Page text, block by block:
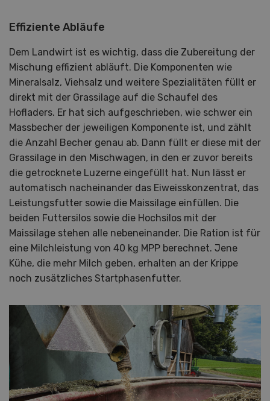
Effiziente Abläufe
Dem Landwirt ist es wichtig, dass die Zubereitung der
Mischung effizient abläuft. Die Komponenten wie
Mineralsalz, Viehsalz und weitere Spezialitäten füllt er
direkt mit der Grassilage auf die Schaufel des
Hofladers. Er hat sich aufgeschrieben, wie schwer ein
Massbecher der jeweiligen Komponente ist, und zählt
die Anzahl Becher genau ab. Dann füllt er diese mit der
Grassilage in den Mischwagen, in den er zuvor bereits
die getrocknete Luzerne eingefüllt hat. Nun lässt er
automatisch nacheinander das Eiweisskonzentrat, das
Leistungsfutter sowie die Maissilage einfüllen. Die
beiden Futtersilos sowie die Hochsilos mit der
Maissilage stehen alle nebeneinander. Die Ration ist für
eine Milchleistung von 40 kg MPP berechnet. Jene
Kühe, die mehr Milch geben, erhalten an der Krippe
noch zusätzliches Startphasenfutter.